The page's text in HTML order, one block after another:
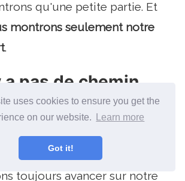
uses cookies to ensure you get the
on our website.
Learn more
Got it!
qu'une petite partie. Et
montrons seulement notre
.
a pas de chemin
termine pas, car il
pas à la
à l'oisiveté
toujours avancer sur notre